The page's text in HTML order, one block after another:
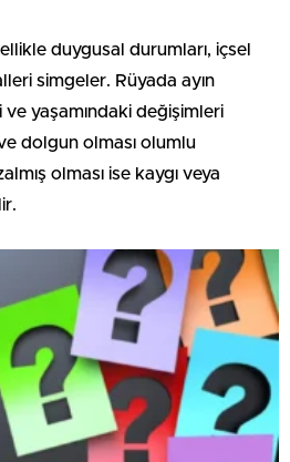
duygusal durumları, içsel
simgeler. Rüyada ayın
yaşamındaki değişimleri
dolgun olması olumlu
olması ise kaygı veya